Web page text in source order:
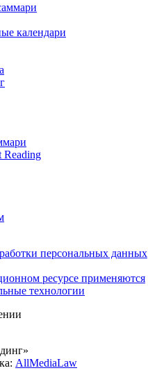
календари
Reading
персональных данных
ресурсе применяются
технологии
AllMediaLaw